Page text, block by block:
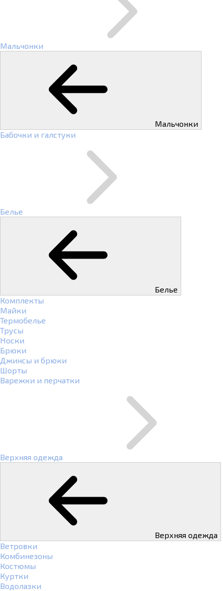
Мальчонки
Мальчонки
Бабочки и галстуки
Белье
Белье
Комплекты
Майки
Термобелье
Трусы
Носки
Брюки
Джинсы и брюки
Шорты
Варежки и перчатки
Верхняя одежда
Верхняя одежда
Ветровки
Комбинезоны
Костюмы
Куртки
Водолазки